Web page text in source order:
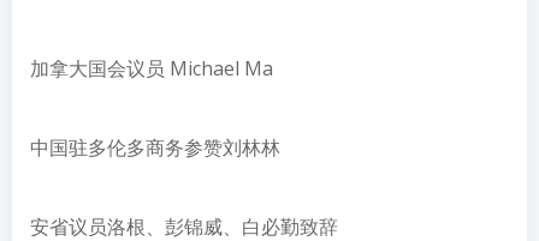
加拿大国会议员 Michael Ma
中国驻多伦多商务参赞刘林林
安省议员洛根、彭锦威、白必勤致辞